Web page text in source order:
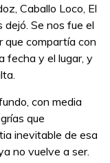
Caballo Loco, El
Se nos fue el
que compartía con
fecha y el lugar, y
con media
que
inevitable de esa
no vuelve a ser.